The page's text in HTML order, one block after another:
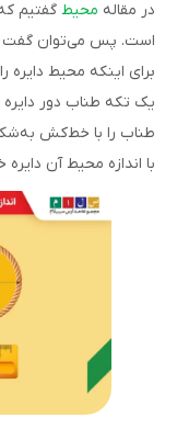
در مقاله محیط گفتیم
است. پس می‌توان گفت که
برای اینکه محیط دایره
یک تکه طناب دور
طناب را با خط‌کش به‌شکل
با اندازه محیط آن دایره